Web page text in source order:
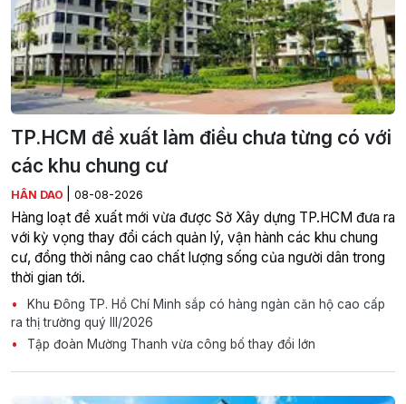
TP.HCM đề xuất làm điều chưa từng có với
các khu chung cư
HÂN DAO 08-08-2026
Hàng loạt đề xuất mới vừa được Sở Xây dựng TP.HCM đưa ra
với kỳ vọng thay đổi cách quản lý, vận hành các khu chung
cư, đồng thời nâng cao chất lượng sống của người dân trong
thời gian tới.
Khu Đông TP. Hồ Chí Minh sắp có hàng ngàn căn hộ cao cấp
ra thị trường quý III/2026
Tập đoàn Mường Thanh vừa công bố thay đổi lớn